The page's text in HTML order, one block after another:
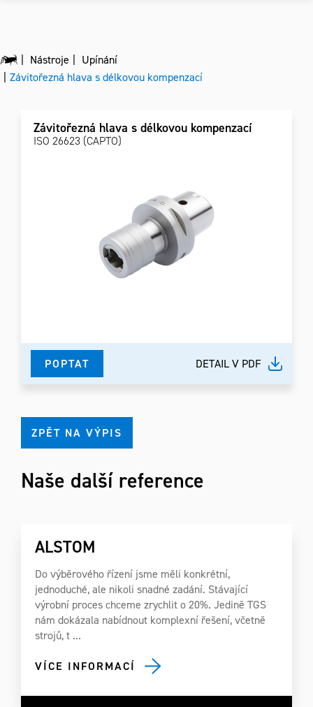
Nástroje
Upínání
Závitořezná hlava s délkovou kompenzací
Závitořezná hlava s délkovou kompenzací
ISO 26623 (CAPTO)
POPTAT DETAIL V PDF
ZPĚT NA VÝPIS
Naše další reference
ALSTOM
Do výběrového řízení jsme měli konkrétní,
jednoduché, ale nikoli snadné zadání. Stávající
výrobní proces chceme zrychlit o 20%. Jedině TGS
nám dokázala nabídnout komplexní řešení, včetně
strojů, t ...
VÍCE INFORMACÍ